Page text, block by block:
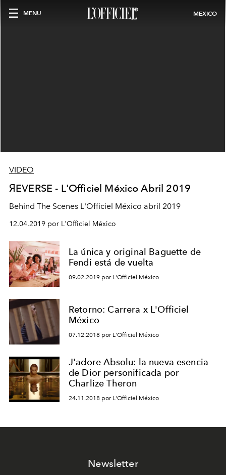
MENU MEXICO
VIDEO
ЯEVERSE - L'Officiel México Abril 2019
Behind The Scenes L'Officiel México abril 2019
12.04.2019 por L'Officiel México
La única y original Baguette de
Fendi está de vuelta
09.02.2019 por L'Officiel México
Retorno: Carrera x L'Officiel
México
07.12.2018 por L'Officiel México
J'adore Absolu: la nueva esencia
de Dior personificada por
Charlize Theron
24.11.2018 por L'Officiel México
Newsletter